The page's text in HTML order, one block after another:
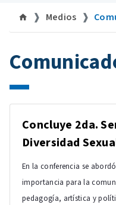
Medios
Concluye 2da.
Diversidad
En la conferencia se
importancia para la
pedagogía, artística y